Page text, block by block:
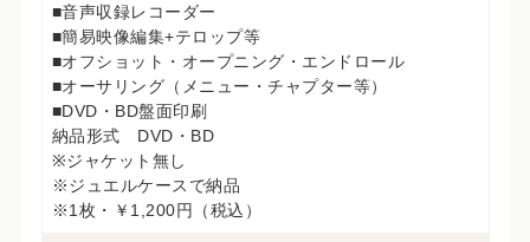
■音声収録レコーダー
■簡易映像編集+テロップ等
■オフショット・オープニング・エンドロール
■オーサリング（メニュー・チャプター等）
■DVD・BD盤面印刷
納品形式 DVD・BD
※ジャケット無し
※ジュエルケースで納品
※1枚・￥1,200円（税込）